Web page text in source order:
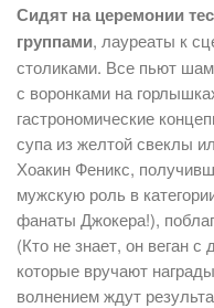
Сидят на церемонии
группами, лауреаты к
столиками. Все пьют
с воронками на
гастрономические
супа из желтой свеклы
Хоакин Феникс,
мужскую роль в
фанаты Джокера!),
(Кто не знает, он веган с
которые вручают
волнением ждут